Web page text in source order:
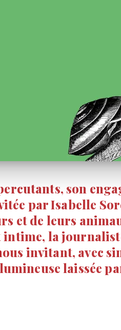
son
par Isabelle
et de leurs
intime, la
invitant, avec
laissée